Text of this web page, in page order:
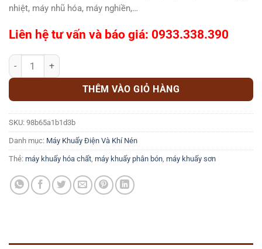
nhiệt, máy nhũ hóa, máy nghiền,…
Liên hệ tư vấn và báo giá: 0933.338.390
MÁY KHUẤY SƠN 3 PISTON số lượng
THÊM VÀO GIỎ HÀNG
SKU: 98b65a1b1d3b
Danh mục: Máy Khuấy Điện Và Khí Nén
Thẻ: máy khuấy hóa chất máy khuấy phân bón máy khuấy sơn